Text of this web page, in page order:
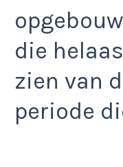
die
zien van
periode